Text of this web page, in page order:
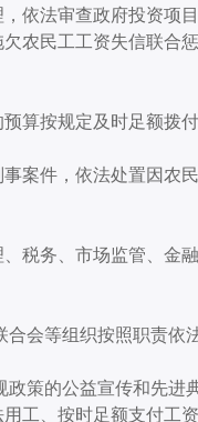
依法审查政府投资项
农民工工资失信联合
算按规定及时足额拨付
案件，依法处置因农
税务、市场监管、金
会等组织按照职责依
策的公益宣传和先进
工、按时足额支付工